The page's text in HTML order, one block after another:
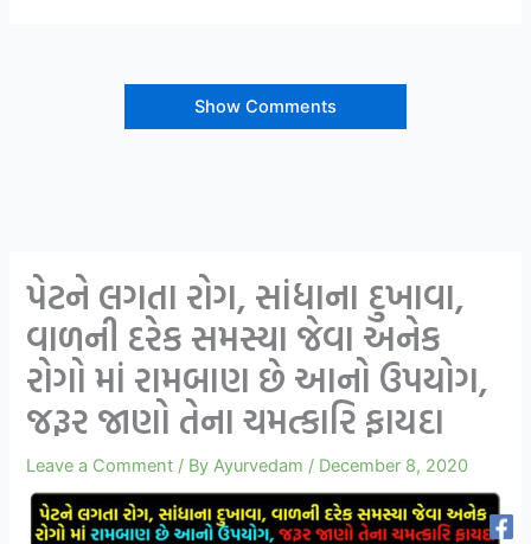
Show Comments
પેટને લગતા રોગ, સાંધાના દુખાવા,
વાળની દરેક સમસ્યા જેવા અનેક
રોગો માં રામબાણ છે આનો ઉપયોગ,
જરૂર જાણો તેના ચમત્કારિ ફાયદા
Leave a Comment / ByAyurvedam / December 8, 2020